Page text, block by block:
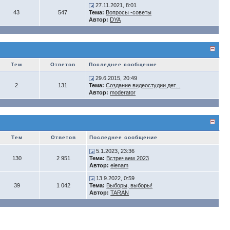
43 547
27.11.2021, 8:01
Тема: Вопросы -советы
Автор: DYA
Тем Ответов Последнее сообщение
2 131
29.6.2015, 20:49
Тема: Создание видеостудии дет...
Автор: moderator
Тем Ответов Последнее сообщение
130 2 951
5.1.2023, 23:36
Тема: Встречаем 2023
Автор: elenam
39 1 042
13.9.2022, 0:59
Тема: Выборы, выборы!
Автор: TARAN